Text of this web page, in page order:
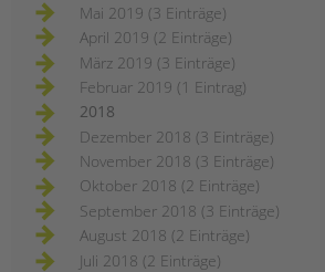
Mai 2019 (3 Einträge)
April 2019 (2 Einträge)
März 2019 (3 Einträge)
Februar 2019 (1 Eintrag)
2018
Dezember 2018 (3 Einträge)
November 2018 (3 Einträge)
Oktober 2018 (2 Einträge)
September 2018 (3 Einträge)
August 2018 (2 Einträge)
Juli 2018 (2 Einträge)